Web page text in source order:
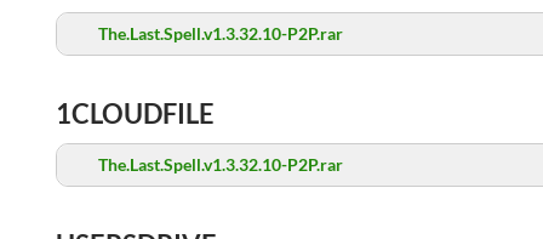
The.Last.Spell.v1.3.32.10-P2P.rar
1CLOUDFILE
The.Last.Spell.v1.3.32.10-P2P.rar